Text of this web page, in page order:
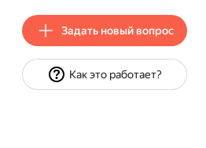
Задать новый вопрос
Как это работает?